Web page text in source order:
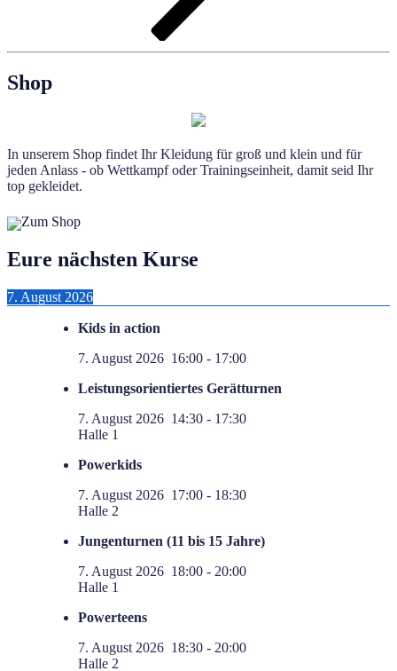
Shop
In unserem Shop findet Ihr Kleidung für groß und klein und für
jeden Anlass - ob Wettkampf oder Trainingseinheit, damit seid Ihr
top gekleidet.
Zum Shop
Eure nächsten Kurse
7. August 2026
Kids in action
7. August 2026 16:00 - 17:00
Leistungsorientiertes Gerätturnen
7. August 2026 14:30 - 17:30
Halle 1
Powerkids
7. August 2026 17:00 - 18:30
Halle 2
Jungenturnen (11 bis 15 Jahre)
7. August 2026 18:00 - 20:00
Halle 1
Powerteens
7. August 2026 18:30 - 20:00
Halle 2